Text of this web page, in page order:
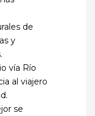
de
y
vía Río
al viajero
se